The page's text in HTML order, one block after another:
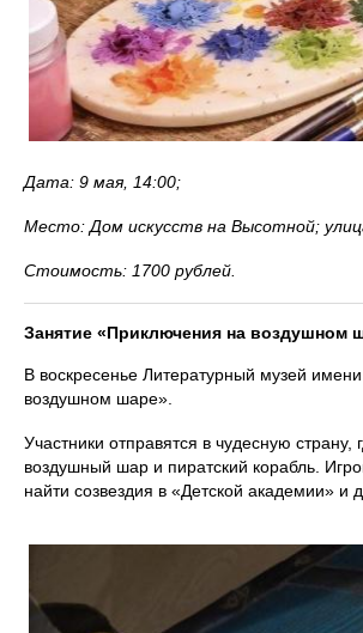
Дата: 9 мая, 14:00;
Место: Дом искусств на Высотной;
Стоимость: 1700 рублей.
Занятие «Приключения на воздушном
В воскресенье Литературный музей
воздушном шаре».
Участники отправятся в чудесную
воздушный шар и пиратский корабль.
найти созвездия в «Детской академии» и